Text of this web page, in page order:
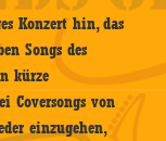
Konzert hin, das
Songs des
kürze
Coversongs von
einzugehen,